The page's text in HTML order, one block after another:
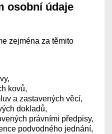
osobní údaje
zejména za těmito
kovů,
a zastavených věcí,
dokladů,
právními předpisy,
podvodného jednání,